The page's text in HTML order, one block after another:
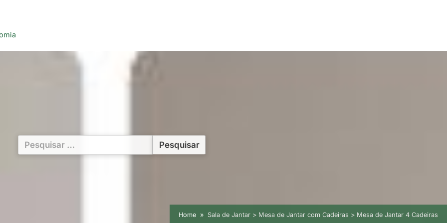
Pesquisar
por:
Home Sala de Jantar > Mesa de Jantar com Cadeiras > Mesa de Jantar 4 Cadeiras